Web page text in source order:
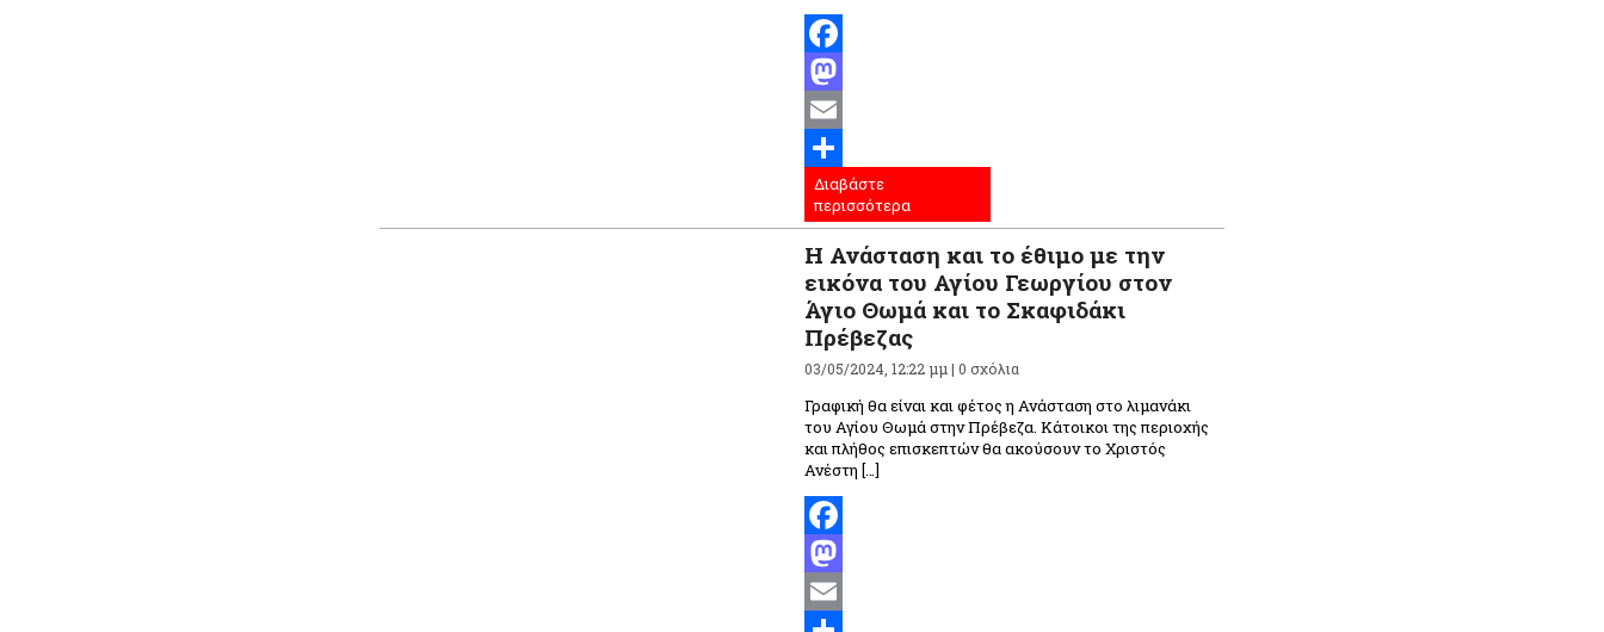
Facebook
Mastodon
Email
Μοιραστείτε
Διαβάστε
περισσότερα
Η Ανάσταση και το έθιμο με την
εικόνα του Αγίου Γεωργίου στον
Άγιο Θωμά και το Σκαφιδάκι
Πρέβεζας
03/05/2024, 12:22 μμ |0 σχόλια
Γραφική θα είναι και φέτος η Ανάσταση στο λιμανάκι
του Αγίου Θωμά στην Πρέβεζα. Κάτοικοι της περιοχής
και πλήθος επισκεπτών θα ακούσουν το Χριστός
Ανέστη […]
Facebook
Mastodon